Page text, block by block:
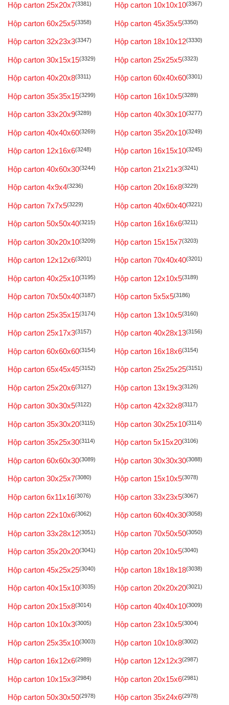
Hộp carton 25x20x7(3381) Hộp carton 10x10x10(3367)
Hộp carton 60x25x5(3358) Hộp carton 45x35x5(3350)
Hộp carton 32x23x3(3347) Hộp carton 18x10x12(3330)
Hộp carton 30x15x15(3329) Hộp carton 25x25x5(3323)
Hộp carton 40x20x8(3311) Hộp carton 60x40x60(3301)
Hộp carton 35x35x15(3299) Hộp carton 16x10x5(3289)
Hộp carton 33x20x9(3289) Hộp carton 40x30x10(3277)
Hộp carton 40x40x60(3269) Hộp carton 35x20x10(3249)
Hộp carton 12x16x6(3248) Hộp carton 16x15x10(3245)
Hộp carton 40x60x30(3244) Hộp carton 21x21x3(3241)
Hộp carton 4x9x4(3236) Hộp carton 20x16x8(3229)
Hộp carton 7x7x5(3229) Hộp carton 40x60x40(3221)
Hộp carton 50x50x40(3215) Hộp carton 16x16x6(3211)
Hộp carton 30x20x10(3209) Hộp carton 15x15x7(3203)
Hộp carton 12x12x6(3201) Hộp carton 70x40x40(3201)
Hộp carton 40x25x10(3195) Hộp carton 12x10x5(3189)
Hộp carton 70x50x40(3187) Hộp carton 5x5x5(3186)
Hộp carton 25x35x15(3174) Hộp carton 13x10x5(3160)
Hộp carton 25x17x3(3157) Hộp carton 40x28x13(3156)
Hộp carton 60x60x60(3154) Hộp carton 16x18x6(3154)
Hộp carton 65x45x45(3152) Hộp carton 25x25x25(3151)
Hộp carton 25x20x6(3127) Hộp carton 13x19x3(3126)
Hộp carton 30x30x5(3122) Hộp carton 42x32x8(3117)
Hộp carton 35x30x20(3115) Hộp carton 30x25x10(3114)
Hộp carton 35x25x30(3114) Hộp carton 5x15x20(3106)
Hộp carton 60x60x30(3089) Hộp carton 30x30x30(3088)
Hộp carton 30x25x7(3080) Hộp carton 15x10x5(3078)
Hộp carton 6x11x16(3076) Hộp carton 33x23x5(3067)
Hộp carton 22x10x6(3062) Hộp carton 60x40x30(3058)
Hộp carton 33x28x12(3051) Hộp carton 70x50x50(3050)
Hộp carton 35x20x20(3041) Hộp carton 20x10x5(3040)
Hộp carton 45x25x25(3040) Hộp carton 18x18x18(3038)
Hộp carton 40x15x10(3035) Hộp carton 20x20x20(3021)
Hộp carton 20x15x8(3014) Hộp carton 40x40x10(3009)
Hộp carton 10x10x3(3005) Hộp carton 23x10x5(3004)
Hộp carton 25x35x10(3003) Hộp carton 10x10x8(3002)
Hộp carton 16x12x6(2989) Hộp carton 12x12x3(2987)
Hộp carton 10x15x3(2984) Hộp carton 20x15x6(2981)
Hộp carton 50x30x50(2978) Hộp carton 35x24x6(2978)